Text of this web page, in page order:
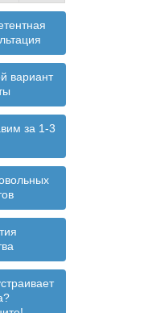
вариант
за 1-3